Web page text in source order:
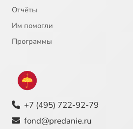
Отчёты
Им помогли
Программы
+7 (495) 722-92-79
fond@predanie.ru